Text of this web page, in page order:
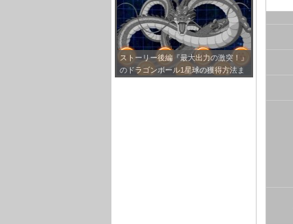
ストーリー後編『最大出力の激突！』
のドラゴンボール1星球の獲得方法ま